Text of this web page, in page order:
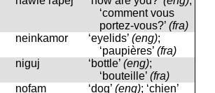
‘comment vous
portez-vous?’ (fra)
neinkamor ‘eyelids’ (eng);
‘paupières’ (fra)
niɡuj ‘bottle’ (eng);
‘bouteille’ (fra)
nofam ‘dog’ (eng); ‘chien’